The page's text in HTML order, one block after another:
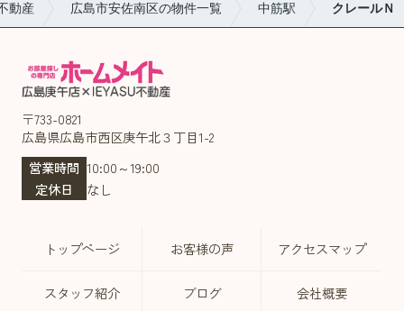
動産 広島市安佐南区の物件一覧 中筋駅 クレールＮ
〒733-0821
広島県広島市西区庚午北３丁目1-2
営業時間 10:00～19:00
定休日
なし
トップページ お客様の声 アクセスマップ
スタッフ紹介 ブログ 会社概要